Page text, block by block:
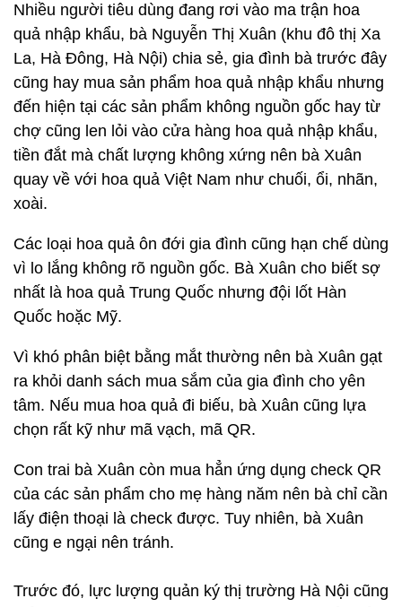
Nhiều người tiêu dùng đang rơi vào ma trận hoa
quả nhập khẩu, bà Nguyễn Thị Xuân (khu đô thị Xa
La, Hà Đông, Hà Nội) chia sẻ, gia đình bà trước đây
cũng hay mua sản phẩm hoa quả nhập khẩu nhưng
đến hiện tại các sản phẩm không nguồn gốc hay từ
chợ cũng len lỏi vào cửa hàng hoa quả nhập khẩu,
tiền đắt mà chất lượng không xứng nên bà Xuân
quay về với hoa quả Việt Nam như chuối, ổi, nhãn,
xoài.
Các loại hoa quả ôn đới gia đình cũng hạn chế dùng
vì lo lắng không rõ nguồn gốc. Bà Xuân cho biết sợ
nhất là hoa quả Trung Quốc nhưng đội lốt Hàn
Quốc hoặc Mỹ.
Vì khó phân biệt bằng mắt thường nên bà Xuân gạt
ra khỏi danh sách mua sắm của gia đình cho yên
tâm. Nếu mua hoa quả đi biếu, bà Xuân cũng lựa
chọn rất kỹ như mã vạch, mã QR.
Con trai bà Xuân còn mua hẳn ứng dụng check QR
của các sản phẩm cho mẹ hàng năm nên bà chỉ cần
lấy điện thoại là check được. Tuy nhiên, bà Xuân
cũng e ngại nên tránh.
Trước đó, lực lượng quản ký thị trường Hà Nội cũng